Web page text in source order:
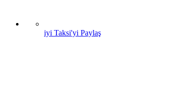
iyi Taksi'yi Paylaş